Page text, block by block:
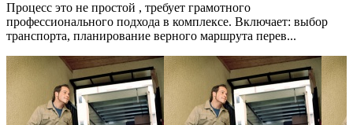
Процесс это не простой , требует грамотного
профессионального подхода в комплексе. Включает: выбор
транспорта, планирование верного маршрута перев...